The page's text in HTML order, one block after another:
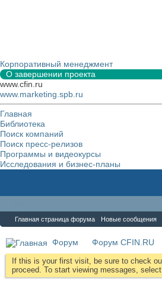
Корпоративный менеджмент
О завершении проекта
www.cfin.ru
www.marketing.spb.ru
Главная
Библиотека
Поиск компаний
Поиск пресс-релизов
Программы и видеокурсы
Исследования и бизнес-планы
Главная страница форума Новые сообщения
Форум Форум CFIN.RU
If this is your first visit, be sure to check
proceed. To start viewing messages,